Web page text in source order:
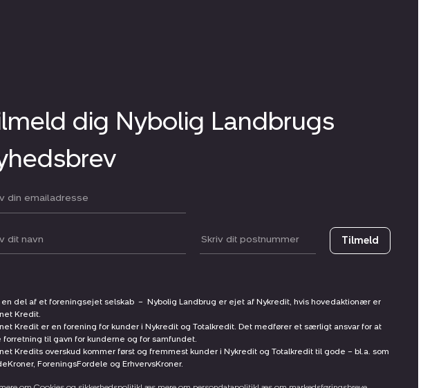
dig Nybolig Landbrugs
Postnummer Tilmeld
en del af et foreningsejet selskab – Nybolig Landbrug er ejet af Nykredit, hvis hovedaktionær er
Kredit.
Kredit er en forening for kunder i Nykredit og Totalkredit. Det medfører et særligt ansvar for at
forretning til gavn for kunderne og for samfundet.
Kredits overskud kommer først og fremmest kunder i Nykredit og Totalkredit til gode – bl.a. som
ForeningsFordele og ErhvervsKroner.